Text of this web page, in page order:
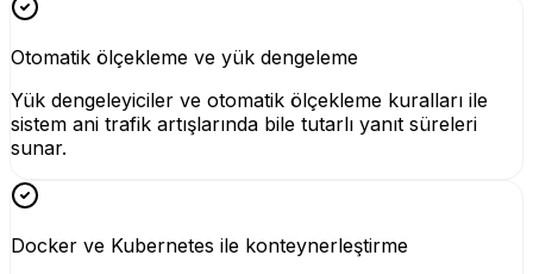
Otomatik ölçekleme ve yük dengeleme
Yük dengeleyiciler ve otomatik ölçekleme kuralları ile
sistem ani trafik artışlarında bile tutarlı yanıt süreleri
sunar.
Docker ve Kubernetes ile konteynerleştirme